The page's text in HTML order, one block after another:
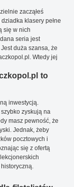
zacząłeś
klasery pełne
się w nich
seria jest
duża szansa, że
Wtedy jej
to
inwestycją.
zyskują na
masz pewność, że
Jednak, żeby
pocztowych i
się z ofertą